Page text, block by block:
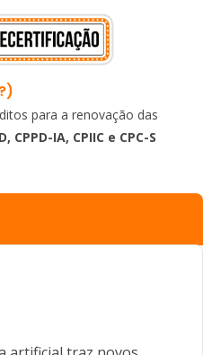
para a renovação das
CPPD-IA, CPIIC e CPC-S